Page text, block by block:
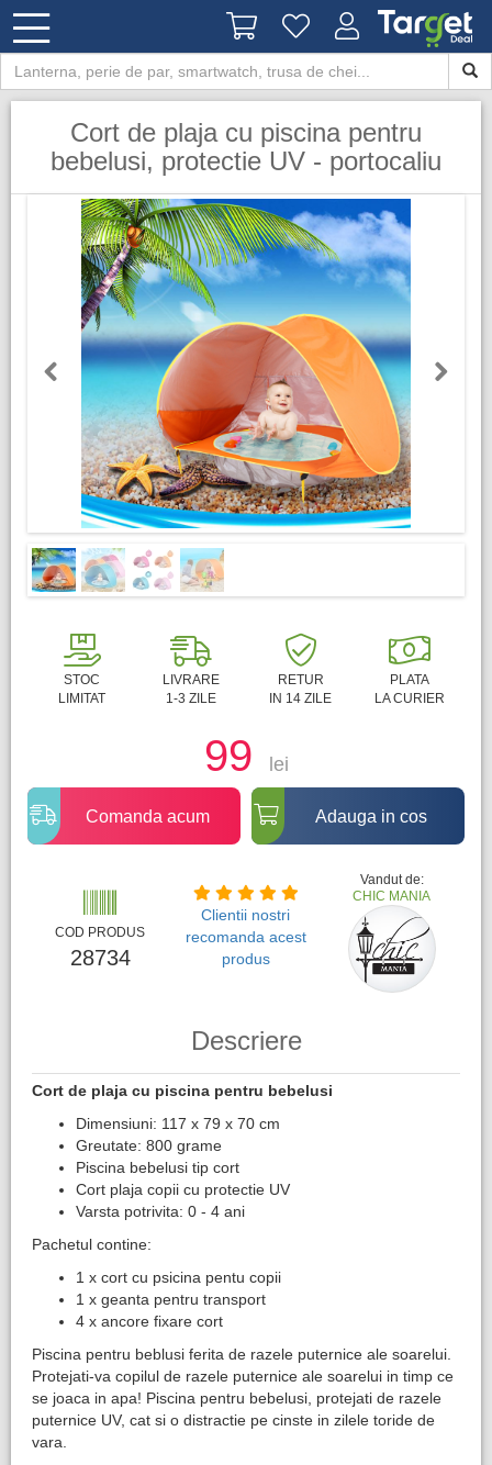
Cort de plaja cu piscina pentru
bebelusi, protectie UV - portocaliu
Previous
STOC
LIMITAT
LIVRARE
1-3 ZILE
RETUR
IN 14 ZILE
PLATA
LA CURIER
99 lei
Comanda acum Adauga in cos
COD PRODUS
28734
Clientii nostri
recomanda acest
produs
Vandut de:
CHIC MANIA
Descriere
Cort de plaja cu piscina pentru bebelusi
Dimensiuni: 117 x 79 x 70 cm
Greutate: 800 grame
Piscina bebelusi tip cort
Cort plaja copii cu protectie UV
Varsta potrivita: 0 - 4 ani
Pachetul contine:
1 x cort cu psicina pentu copii
1 x geanta pentru transport
4 x ancore fixare cort
Piscina pentru beblusi ferita de razele puternice ale soarelui.
Protejati-va copilul de razele puternice ale soarelui in timp ce
se joaca in apa! Piscina pentru bebelusi, protejati de razele
puternice UV, cat si o distractie pe cinste in zilele toride de
vara.